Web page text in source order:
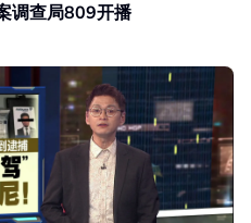
调查局809开播